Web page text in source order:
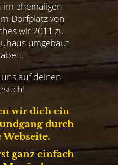
im ehemaligen
Dorfplatz von
wir 2011 zu
umgebaut
auf deinen
wir dich ein
durch
Webseite.
ganz einfach